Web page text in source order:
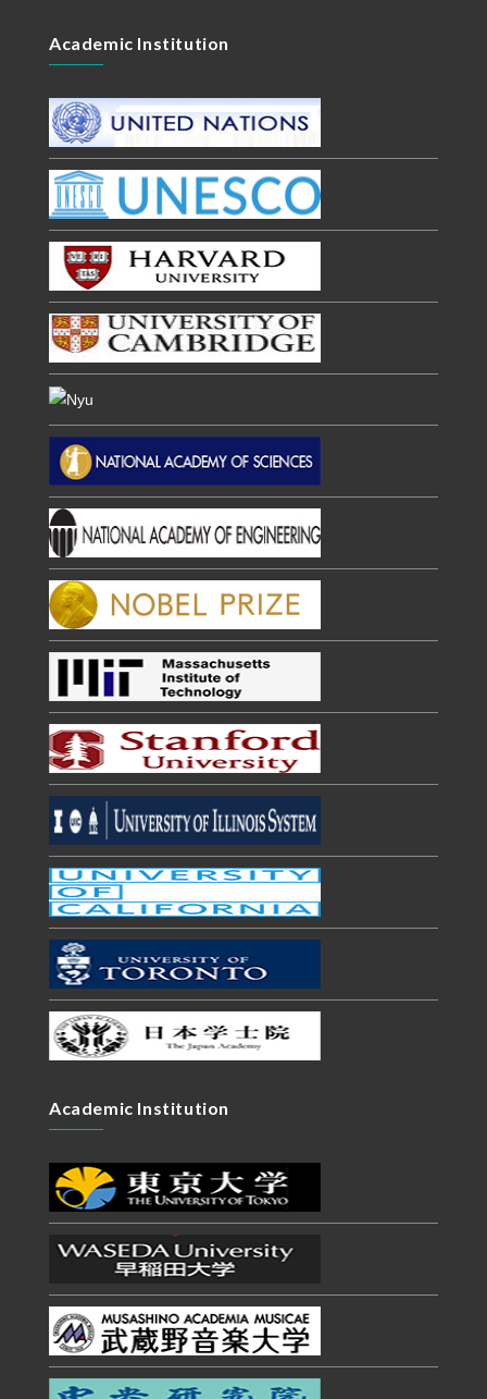
Academic Institution
Academic Institution